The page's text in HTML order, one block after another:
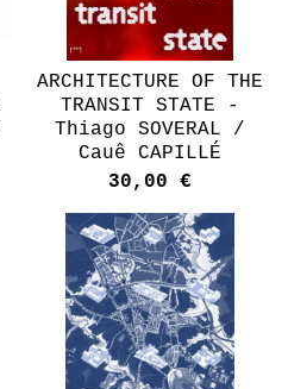
ARCHITECTURE OF THE
TRANSIT STATE -
Thiago SOVERAL /
Cauê CAPILLÉ
30,00 €